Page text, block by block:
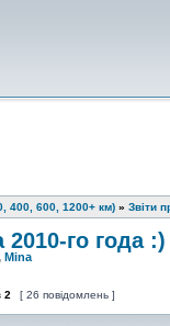
400, 600, 1200+ км) » Звіти
го года :)
Mina
2 [ 26 повідомлень ]